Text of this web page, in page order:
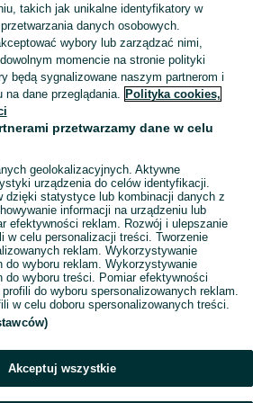
Skorzystaj z największego serwisu ogłoszeniowego - Złotniki i okolice! Kupuj to, czego pragniesz i sprzedawaj to, czego już nie potrzebujesz! Zobacz
takich jak unikalne identyfikatory w
danych osobowych.
wybory lub zarządzać nimi,
momencie na stronie polityki
będą sygnalizowane naszym partnerom i
na dane przeglądania. Polityka cookies,
przetwarzamy dane w celu
geolokalizacyjnych. Aktywne
urządzenia do celów identyfikacji.
dzięki statystyce lub kombinacji danych z
informacji na urządzeniu lub
efektywności reklam. Rozwój i ulepszanie
w celu personalizacji treści. Tworzenie
reklam. Wykorzystywanie
do wyboru reklam. Wykorzystywanie
do wyboru treści. Pomiar efektywności
do wyboru spersonalizowanych reklam.
w celu doboru spersonalizowanych treści.
Akceptuj wszystkie